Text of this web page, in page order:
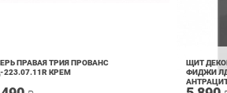
ПРАВАЯ ТРИЯ ПРОВАНС
223.07.11R КРЕМ
ЩИТ
ФИДЖИ ЛД